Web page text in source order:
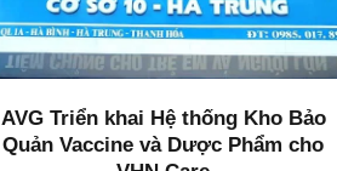
AVG Triển khai Hệ thống Kho Bảo
Quản Vaccine và Dược Phẩm cho